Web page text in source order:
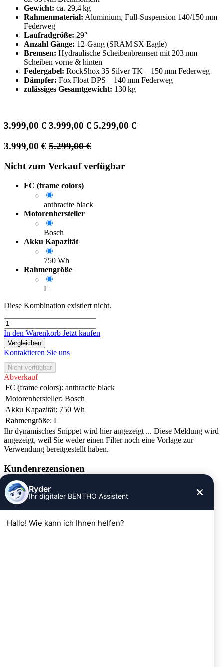
Gewicht: ca. 29,4 kg
Rahmenmaterial: Aluminium, Full‑Suspension 140/150 mm
Federweg
Laufradgröße: 29″
Anzahl Gänge: 12‑Gang (SRAM SX Eagle)
Bremsen: Hydraulische Scheibenbremsen mit 203 mm
Scheiben vorne & hinten
Federgabel: RockShox 35 Silver TK – 150 mm Federweg
Dämpfer: Fox Float DPS – 140 mm Federweg
zulässiges Gesamtgewicht: 130 kg
3.999,00 € 3.999,00€ 5.299,00€
3.999,00 € 5.299,00€
Nicht zum Verkauf verfügbar
FC (frame colors)
anthracite black
Motorenhersteller
Bosch
Akku Kapazität
750 Wh
Rahmengröße
L
Diese Kombination existiert nicht.
In den Warenkorb Jetzt kaufen
Vergleichen
Kontaktieren Sie uns
Nicht verfügbar
Abverkauf
FC (frame colors): anthracite black
Motorenhersteller: Bosch
Akku Kapazität: 750 Wh
Rahmengröße: L
Ihr dynamisches Snippet wird hier angezeigt ... Diese Meldung wird
angezeigt, weil Sie weder einen Filter noch eine Vorlage zur
Verwendung bereitgestellt haben.
Kundenrezensionen
Informationen
Impressum
AGB
Widerrufsrecht